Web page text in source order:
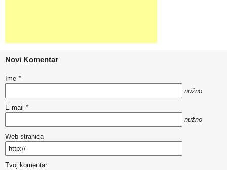
Novi Komentar
Ime *
nužno
E-mail *
nužno
Web stranica
Tvoj komentar